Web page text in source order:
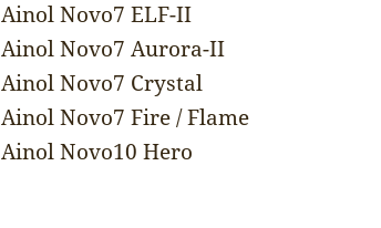
Ainol Novo7 ELF-II
Ainol Novo7 Aurora-II
Ainol Novo7 Crystal
Ainol Novo7 Fire / Flame
Ainol Novo10 Hero